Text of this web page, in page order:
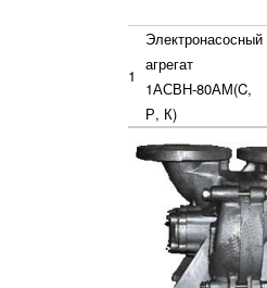
1
Электронасосный
агрегат
1АСВН-80АМ(C,
Р, К)